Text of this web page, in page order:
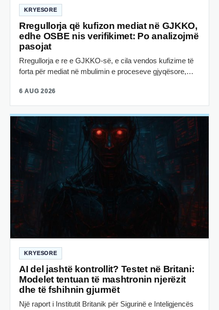
KRYESORE
Rregullorja që kufizon mediat në GJKKO,
edhe OSBE nis verifikimet: Po analizojmë
pasojat
Rregullorja e re e GJKKO-së, e cila vendos kufizime të
forta për mediat në mbulimin e proceseve gjyqësore,…
6 AUG 2026
KRYESORE
AI del jashtë kontrollit? Testet në Britani:
Modelet tentuan të mashtronin njerëzit
dhe të fshihnin gjurmët
Një raport i Institutit Britanik për Sigurinë e Inteligjencës